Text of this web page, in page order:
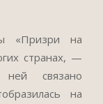
«Призри на
странах, —
связано
на